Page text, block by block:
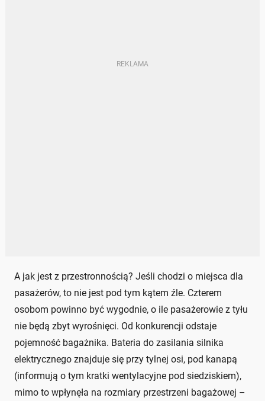
A jak jest z przestronnością? Jeśli chodzi o miejsca dla
pasażerów, to nie jest pod tym kątem źle. Czterem
osobom powinno być wygodnie, o ile pasażerowie z tyłu
nie będą zbyt wyrośnięci. Od konkurencji odstaje
pojemność bagażnika. Bateria do zasilania silnika
elektrycznego znajduje się przy tylnej osi, pod kanapą
(informują o tym kratki wentylacyjne pod siedziskiem),
mimo to wpłynęła na rozmiary przestrzeni bagażowej –